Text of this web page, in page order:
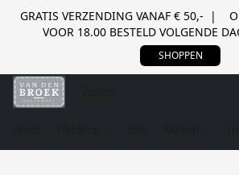
GRATIS VERZENDING VANAF € 50,- |
VOOR 18.00 BESTELD VOLGENDE
SHOPPEN